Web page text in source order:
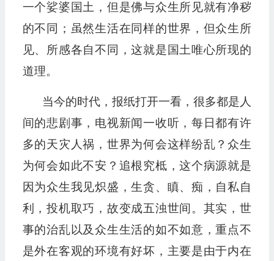
一个娑婆国土，但是佛与众生所见就有净秽
的不同；虽然生活在同样的世界，但众生所
见、所感各自不同，这就是国土唯心所现的
道理。
当今的时代，报纸打开一看，很多都是人
间的悲剧事，电视新闻一收听，每日都有许
多的天灾人祸，世界为何会这样纷乱？众生
为何会如此不安？追根究柢，这个病源就是
因为众生我见炽盛，生贪、瞋、痴，自私自
利，投机取巧，故变成五浊世间。其实，世
事的治乱以及众生生活的如不如意，重点不
是外在客观的环境有好坏，主要是由于内在